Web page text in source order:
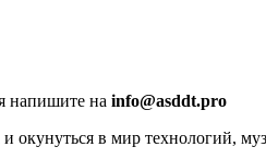
напишите на info@asddt.pro
окунуться в мир технологий,